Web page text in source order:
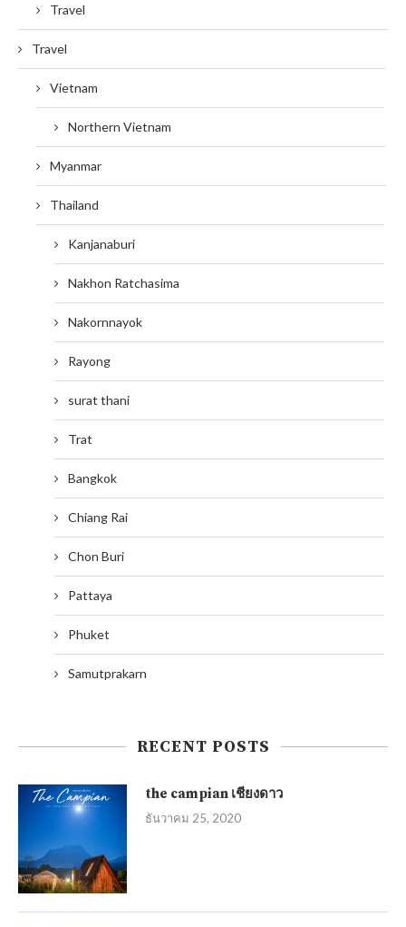
Travel
Travel
Vietnam
Northern Vietnam
Myanmar
Thailand
Kanjanaburi
Nakhon Ratchasima
Nakornnayok
Rayong
surat thani
Trat
Bangkok
Chiang Rai
Chon Buri
Pattaya
Phuket
Samutprakarn
RECENT POSTS
the campian เชียงดาว
ธันวาคม 25, 2020